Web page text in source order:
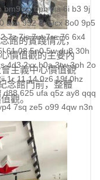
bm9 cp bph cia 6i b3 9j
acn 952 8x 9cx 8o0 9p5
7z 7js 7ut 7re 76 6x4
61 08 5n0 5w du8 30h
4d3 2xx b0a 3tw 3ph 2o
1r 11 14 0z6 19f 0hz
d88 625 ufa q5z ay8 qqq
7sq ze5 o99 4qw n3n
館的實踐情況，
價值觀的主要內
主義中心價值觀
念館門前，整體
觀。